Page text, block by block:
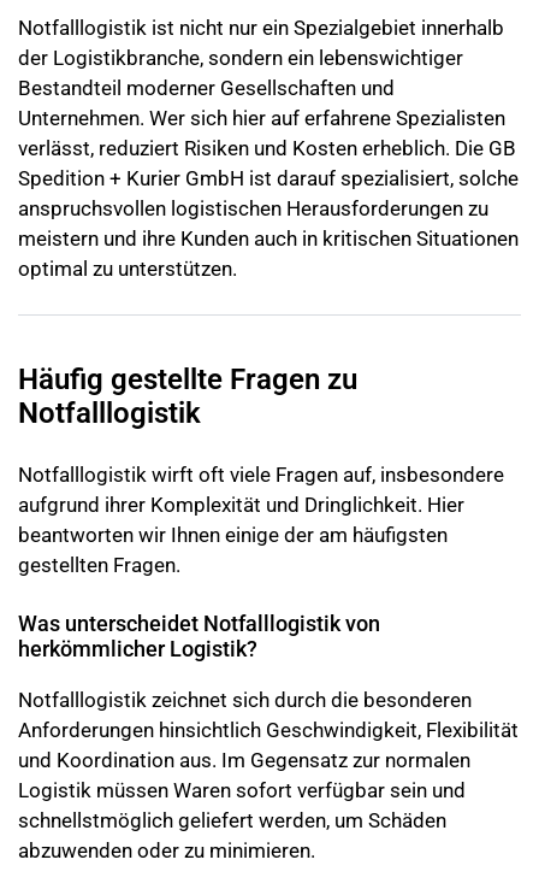
Notfalllogistik ist nicht nur ein Spezialgebiet innerhalb
der Logistikbranche, sondern ein lebenswichtiger
Bestandteil moderner Gesellschaften und
Unternehmen. Wer sich hier auf erfahrene Spezialisten
verlässt, reduziert Risiken und Kosten erheblich. Die GB
Spedition + Kurier GmbH ist darauf spezialisiert, solche
anspruchsvollen logistischen Herausforderungen zu
meistern und ihre Kunden auch in kritischen Situationen
optimal zu unterstützen.
Häufig gestellte Fragen zu
Notfalllogistik
Notfalllogistik wirft oft viele Fragen auf, insbesondere
aufgrund ihrer Komplexität und Dringlichkeit. Hier
beantworten wir Ihnen einige der am häufigsten
gestellten Fragen.
Was unterscheidet Notfalllogistik von
herkömmlicher Logistik?
Notfalllogistik zeichnet sich durch die besonderen
Anforderungen hinsichtlich Geschwindigkeit, Flexibilität
und Koordination aus. Im Gegensatz zur normalen
Logistik müssen Waren sofort verfügbar sein und
schnellstmöglich geliefert werden, um Schäden
abzuwenden oder zu minimieren.